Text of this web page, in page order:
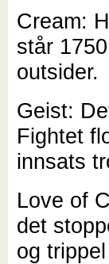
Cream:
står
outsider.
Geist:
Fightet
innsats
Love of
det
og